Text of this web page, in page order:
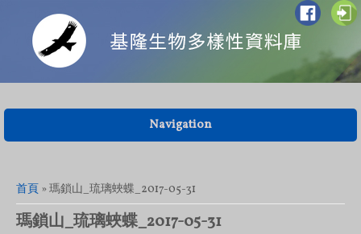
Navigation
您在這裡
首頁 » 瑪鎖山_琉璃蛺蝶_2017-05-31
瑪鎖山_琉璃蛺蝶_2017-05-31